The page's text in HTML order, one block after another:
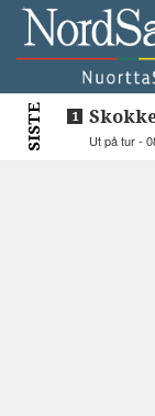
SISTE Ut på tur -